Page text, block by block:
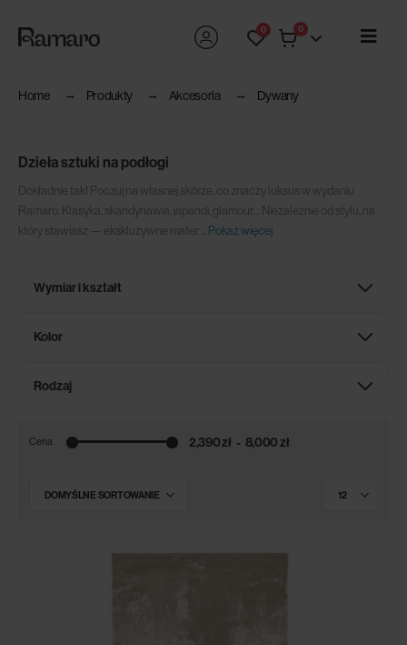
0 0
Home Produkty Akcesoria Dywany
Dzieła sztuki na podłogi
Dokładnie tak! Poczuj na własnej skórze, co znaczy luksus w wydaniu
Ramaro. Klasyka, skandynawia, japandi, glamour… Niezależnie od stylu, na
który stawiasz — ekskluzywne mater
Pokaż więcej
Wymiar i kształt
Kolor
Rodzaj
Cena 2,390 zł 8,000 zł